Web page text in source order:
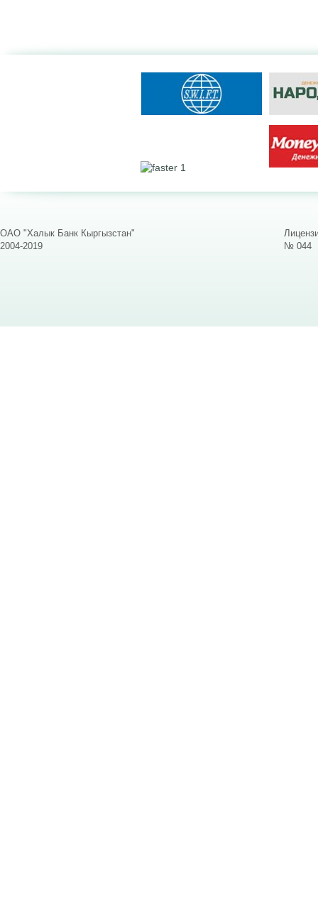
ОАО "Халык Банк Кыргызстан"
2004-2019
№ 044